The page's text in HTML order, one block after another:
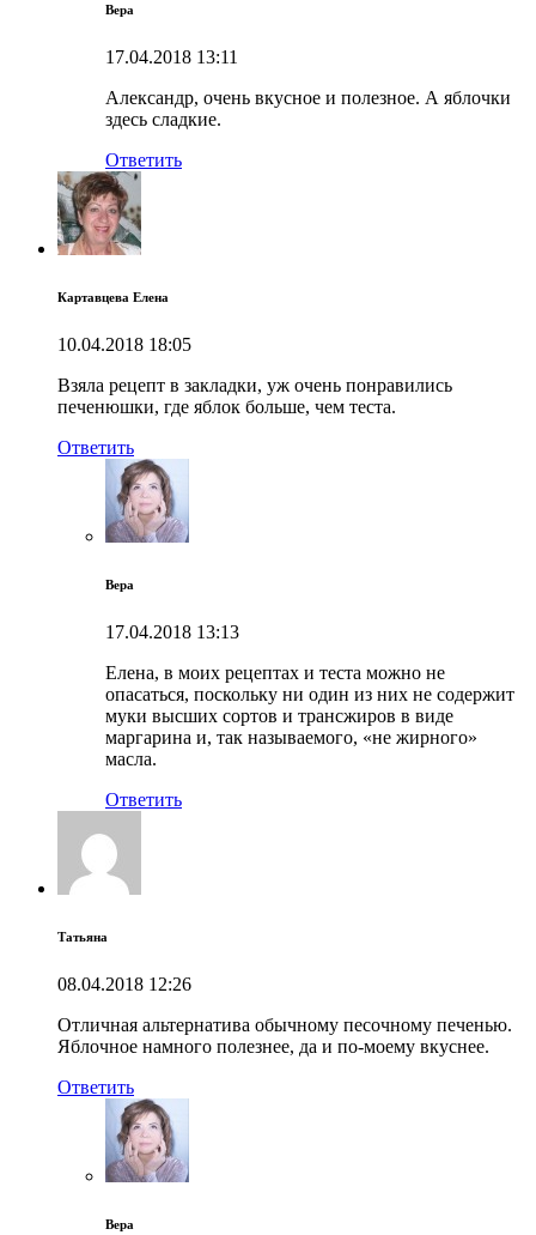
Вера
17.04.2018 13:11
Александр, очень вкусное и полезное. А яблочки
здесь сладкие.
Ответить
Картавцева Елена
10.04.2018 18:05
Взяла рецепт в закладки, уж очень понравились
печенюшки, где яблок больше, чем теста.
Ответить
Вера
17.04.2018 13:13
Елена, в моих рецептах и теста можно не
опасаться, поскольку ни один из них не содержит
муки высших сортов и трансжиров в виде
маргарина и, так называемого, «не жирного»
масла.
Ответить
Татьяна
08.04.2018 12:26
Отличная альтернатива обычному песочному печенью.
Яблочное намного полезнее, да и по-моему вкуснее.
Ответить
Вера